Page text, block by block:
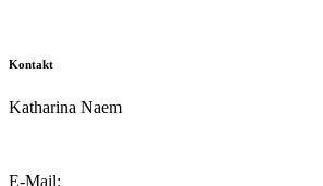
Kontakt
Katharina Naem
E-Mail: